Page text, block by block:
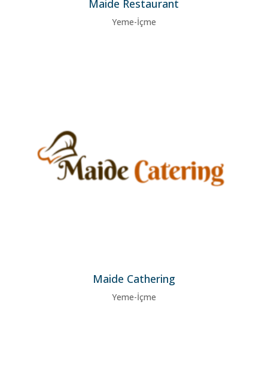
Maide Restaurant
Yeme-İçme
Maide Cathering
Yeme-İçme